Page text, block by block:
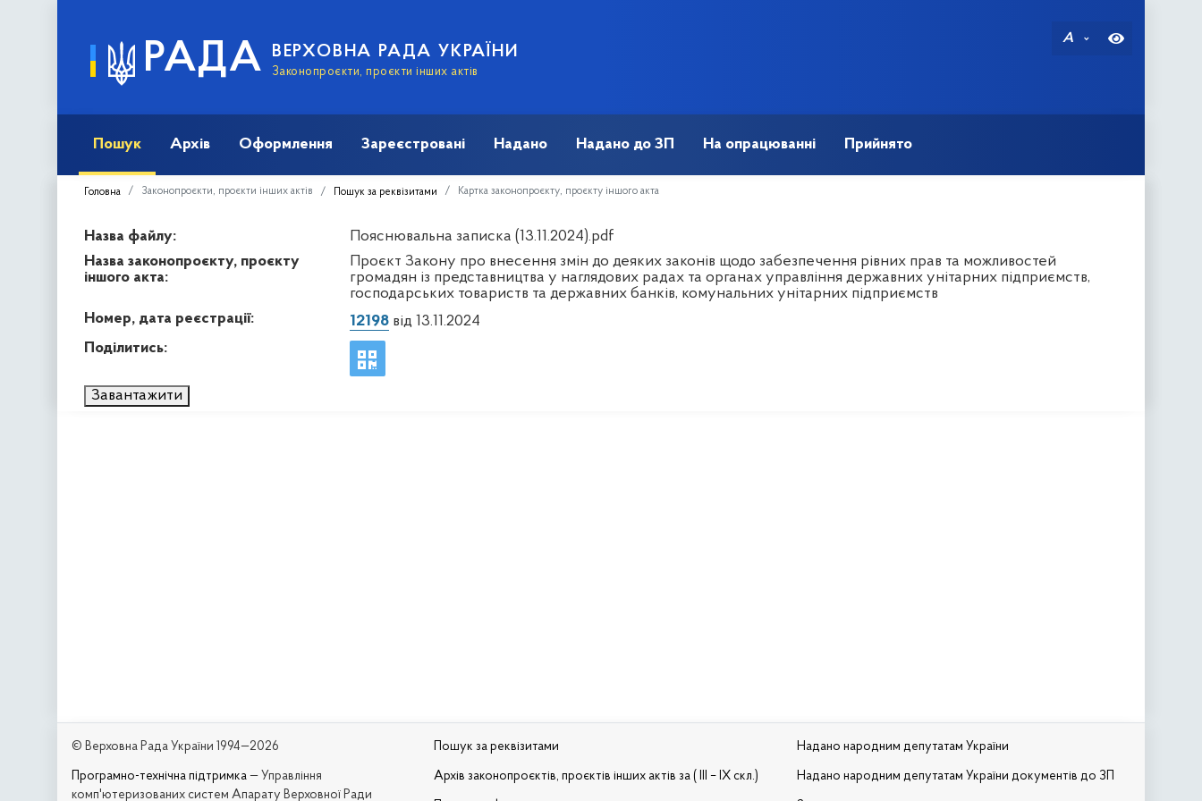
РАДА ВЕРХОВНА РАДА УКРАЇНИ
Законопроєкти, проєкти інших актів
A
Пошук Архів Оформлення Зареєстровані Надано Надано до ЗП На опрацюванні Прийнято
Головна Законопроєкти, проєкти інших актів Пошук за реквізитами Картка законопроєкту, проєкту іншого акта
Назва файлу:
Пояснювальна записка (13.11.2024).pdf
Назва законопроєкту, проєкту
іншого акта:
Проєкт Закону про внесення змін до деяких законів щодо забезпечення рівних прав та можливостей
громадян із представництва у наглядових радах та органах управління державних унітарних підприємств,
господарських товариств та державних банків, комунальних унітарних підприємств
Номер, дата реєстрації:
12198від 13.11.2024
Поділитись:
Завантажити
© Верховна Рада України 1994—2026
Програмно-технічна підтримка — Управління
комп'ютеризованих систем Апарату Верховної Ради
Пошук за реквізитами
Архів законопроєктів, проєктів інших актів за ( III – IX скл.)
Надано народним депутатам України
Надано народним депутатам України документів до ЗП